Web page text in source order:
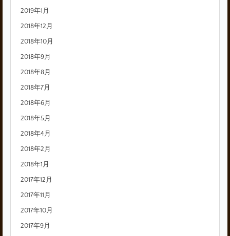
2019年1月
2018年12月
2018年10月
2018年9月
2018年8月
2018年7月
2018年6月
2018年5月
2018年4月
2018年2月
2018年1月
2017年12月
2017年11月
2017年10月
2017年9月